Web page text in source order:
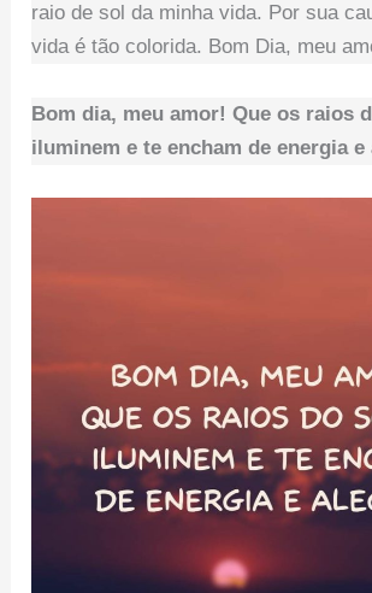
raio de sol da minha vida. Por sua
vida é tão colorida. Bom Dia, meu
Bom dia, meu amor! Que os raios
iluminem e te encham de energia e